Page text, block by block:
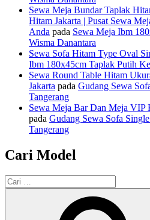
Sewa Meja Bundar Taplak
Hitam Jakarta | Pusat Sewa
Anda pada Sewa Meja Ibm
Wisma Danantara
Sewa Sofa Hitam Type Oval
Ibm 180x45cm Taplak Putih
Sewa Round Table Hitam
Jakarta pada Gudang Sewa
Tangerang
Sewa Meja Bar Dan Meja VIP
pada Gudang Sewa Sofa
Tangerang
Cari Model
Pencarian
untuk: